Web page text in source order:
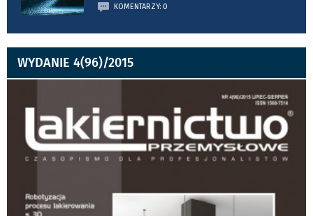
KOMENTARZY: 0
WYDANIE 4(96)/2015